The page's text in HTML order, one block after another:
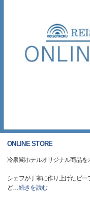
ONLINE STORE
冷泉閣ホテルオリジナル商品
シェフが丁寧に作り上げたビ
ど…続きを読む